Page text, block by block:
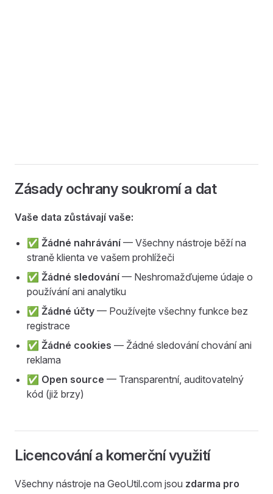
Zásady ochrany soukromí a dat
Vaše data zůstávají vaše:
✅ Žádné nahrávání — Všechny nástroje běží na
straně klienta ve vašem prohlížeči
✅ Žádné sledování — Neshromažďujeme údaje o
používání ani analytiku
✅ Žádné účty — Používejte všechny funkce bez
registrace
✅ Žádné cookies — Žádné sledování chování ani
reklama
✅ Open source — Transparentní, auditovatelný
kód (již brzy)
Licencování a komerční využití
Všechny nástroje na GeoUtil.com jsou zdarma pro